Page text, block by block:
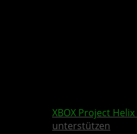
XBOX Project Helix
unterstützen